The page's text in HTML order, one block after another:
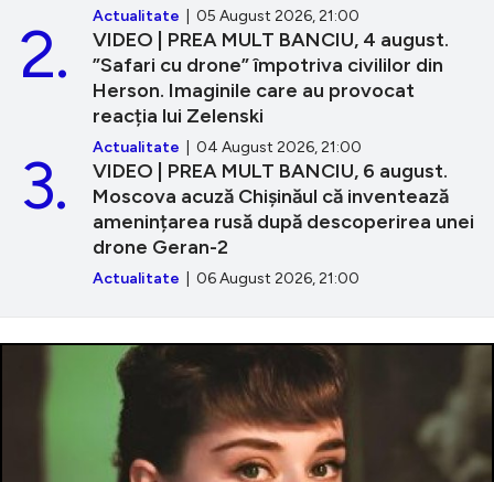
Actualitate | 05 August 2026, 21:00
VIDEO | PREA MULT BANCIU, 4 august.
”Safari cu drone” împotriva civililor din
Herson. Imaginile care au provocat
reacția lui Zelenski
Actualitate | 04 August 2026, 21:00
2.
VIDEO | PREA MULT BANCIU, 6 august.
Moscova acuză Chișinăul că inventează
amenințarea rusă după descoperirea unei
drone Geran-2
Actualitate | 06 August 2026, 21:00
3.